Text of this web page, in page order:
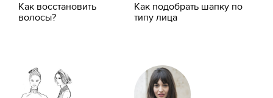
Как восстановить
волосы?
Как подобрать шапку по
типу лица